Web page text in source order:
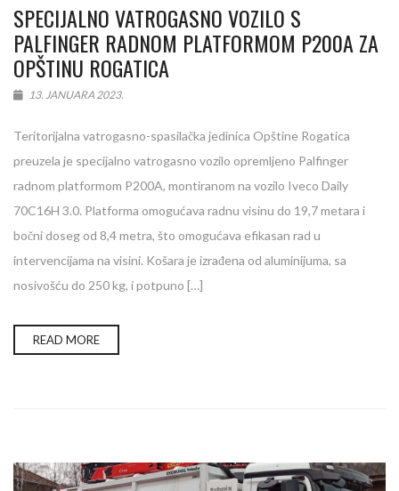
SPECIJALNO VATROGASNO VOZILO S
PALFINGER RADNOM PLATFORMOM P200A ZA
OPŠTINU ROGATICA
13. JANUARA 2023.
Teritorijalna vatrogasno-spasilačka jedinica Opštine Rogatica
preuzela je specijalno vatrogasno vozilo opremljeno Palfinger
radnom platformom P200A, montiranom na vozilo Iveco Daily
70C16H 3.0. Platforma omogućava radnu visinu do 19,7 metara i
bočni doseg od 8,4 metra, što omogućava efikasan rad u
intervencijama na visini. Košara je izrađena od aluminijuma, sa
nosivošću do 250 kg, i potpuno […]
READ MORE